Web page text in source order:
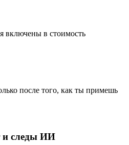
включены в стоимость
после того, как ты примешь
и следы ИИ